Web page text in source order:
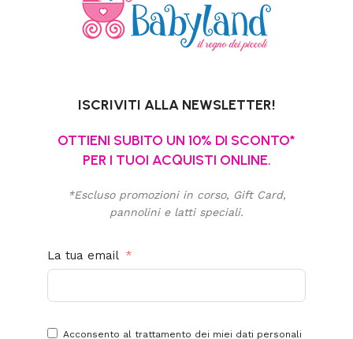
ISCRIVITI ALLA NEWSLETTER!
OTTIENI SUBITO UN 10% DI SCONTO*
PER I TUOI ACQUISTI ONLINE.
*Escluso promozioni in corso, Gift Card,
pannolini e latti speciali.
La tua email
Acconsento al trattamento dei miei dati personali